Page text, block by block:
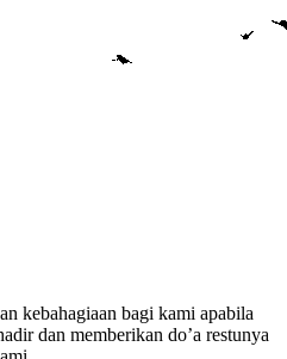
kebahagiaan bagi kami apabila
dan memberikan do’a restunya